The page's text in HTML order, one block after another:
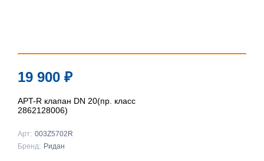
19 900 ₽
APT-R клапан DN 20(пр. класс
2862128006)
Арт: 003Z5702R
Бренд: Ридан